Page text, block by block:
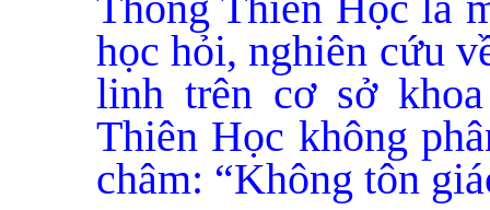
học hỏi, nghiên cứu
linh trên cơ sở
Thiên Học không
châm: “Không tôn